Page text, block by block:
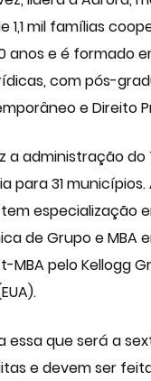
1,1 mil famílias
anos e é formado
com pós-
e Direito
a administração do
para 31
especialização
de Grupo e MBA
MBA pelo Kellogg
essa que será a
e devem ser